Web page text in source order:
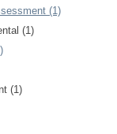
(1)
(1)
(1)